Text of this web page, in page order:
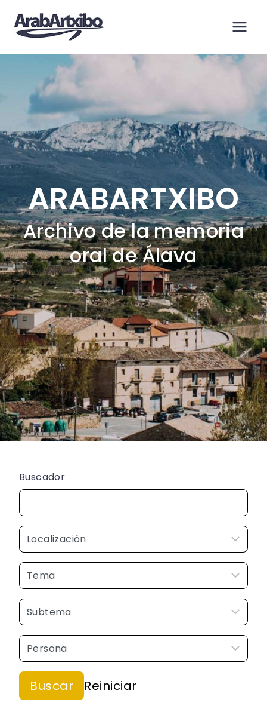
contenido
ARABARTXIBO
Archivo de la memoria
oral de Álava
Buscador